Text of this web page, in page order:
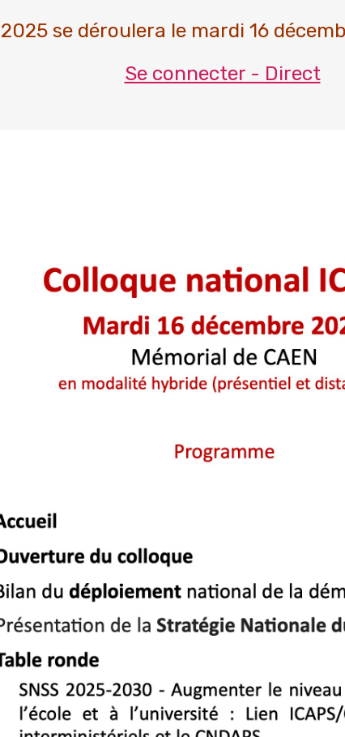
se déroulera le mardi 16
Se connecter - Direct